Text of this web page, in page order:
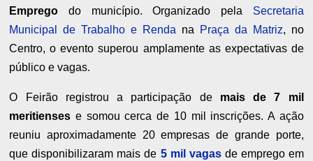
Emprego do município. Organizado pela Secretaria
Municipal de Trabalho e Renda na Praça da Matriz, no
Centro, o evento superou amplamente as expectativas de
público e vagas.
O Feirão registrou a participação de mais de 7 mil
meritienses e somou cerca de 10 mil inscrições. A ação
reuniu aproximadamente 20 empresas de grande porte,
que disponibilizaram mais de 5 mil vagasde emprego em